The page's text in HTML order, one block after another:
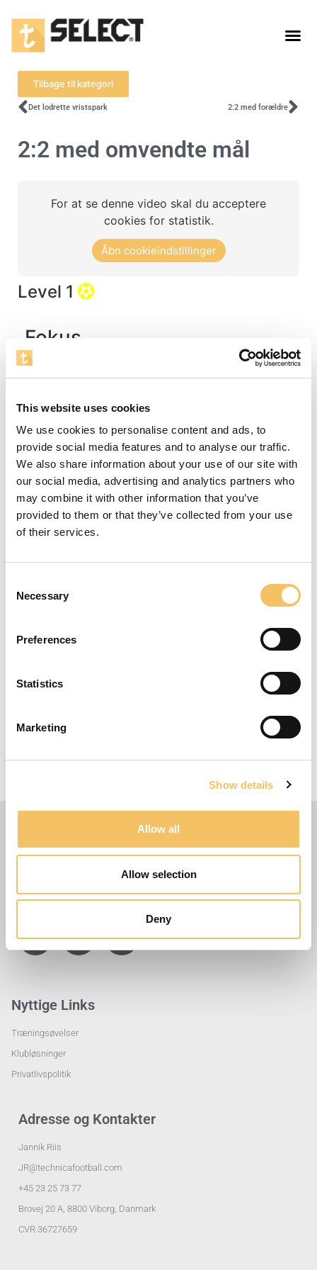
This website uses cookies
We use cookies to personalise content and ads, to
provide social media features and to analyse our traffic.
We also share information about your use of our site with
our social media, advertising and analytics partners who
may combine it with other information that you’ve
provided to them or that they’ve collected from your use
of their services.
Selection
Necessary
Preferences
Statistics
Marketing
Show details
Allow all
Allow selection
Deny
Tilbage til kategori
Det lodrette vristspark 2:2 med forældre
2:2 med omvendte mål
For at se denne video skal du acceptere
cookies for statistik.
Åbn cookieindstillinger
Level 1
Fokus
Øvelsen giver spillerne muligheden for at spille på
udfordringer til såvel de tekniske færdigheder
betyder, at spilretningen giver spillerne nye
udfordringer omkring de tekniske færdigheder
samt i opfattelsen af at forsvare samt at angribe.
Instruktioner
Det vil være en god idé at spille 2x4 minutter,
tekniske færdigheder man bruger i øvelsen, samt
alternative fodboldbane.
4-6 Spillere
Nyttige Links
Træningsøvelser
Klubløsninger
Privatlivspolitik
Adresse og Kontakter
Jannik Riis
JR@technicafootball.com
+45 23 25 73 77
Brovej 20 A, 8800 Viborg, Danmark
CVR.36727659